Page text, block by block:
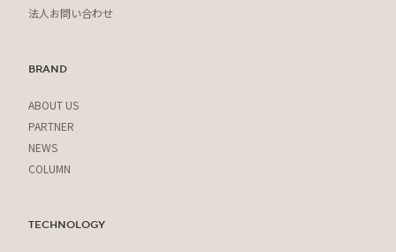
法人お問い合わせ
BRAND
ABOUT US
PARTNER
NEWS
COLUMN
TECHNOLOGY